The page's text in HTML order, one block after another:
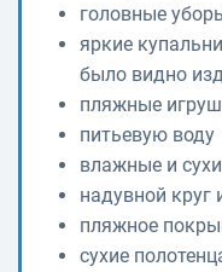
головные
яркие
было видно
пляжные
питьевую воду
влажные и
надувной круг
пляжное
сухие